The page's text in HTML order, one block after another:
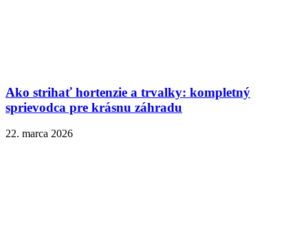
Ako strihať hortenzie a trvalky: kompletný
sprievodca pre krásnu záhradu
22. marca 2026